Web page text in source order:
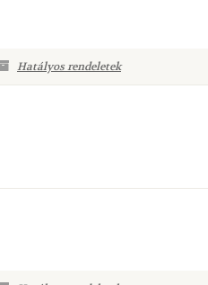
Hatályos rendeletek